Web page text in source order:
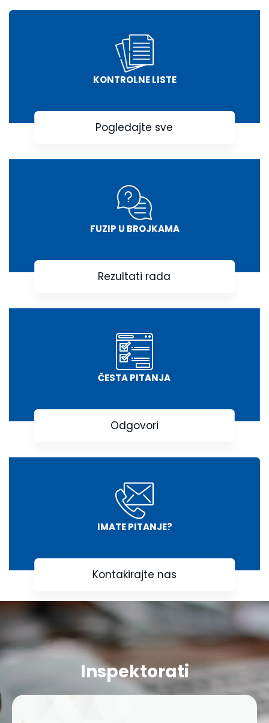
KONTROLNE LISTE
Pogledajte sve
FUZIP U BROJKAMA
Rezultati rada
ČESTA PITANJA
Odgovori
IMATE PITANJE?
Kontakirajte nas
Inspektorati